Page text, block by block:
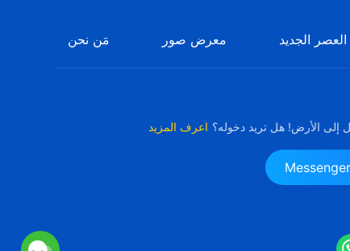
العصر الجديد معرض صور مَن نحن
إلى الأرض! هل تريد دخوله؟ اعرف المزيد